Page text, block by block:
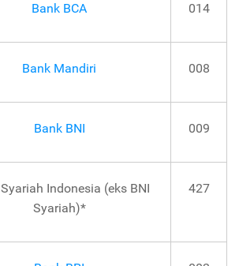
Bank BCA 014
Bank Mandiri 008
Bank BNI 009
Indonesia (eks BNI
Syariah)*
427